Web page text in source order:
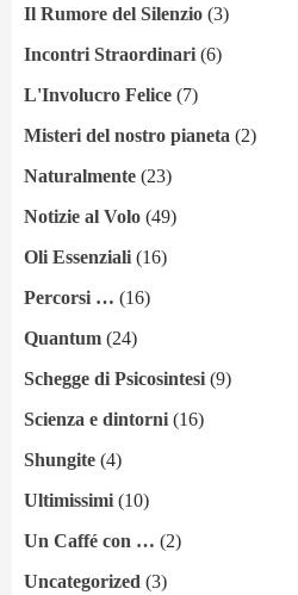
Il Rumore del Silenzio (3)
Incontri Straordinari (6)
L'Involucro Felice (7)
Misteri del nostro pianeta (2)
Naturalmente (23)
Notizie al Volo (49)
Oli Essenziali (16)
Percorsi … (16)
Quantum (24)
Schegge di Psicosintesi (9)
Scienza e dintorni (16)
Shungite (4)
Ultimissimi (10)
Un Caffé con … (2)
Uncategorized (3)